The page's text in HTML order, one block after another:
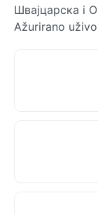
Швајцарска i
Ažurirano